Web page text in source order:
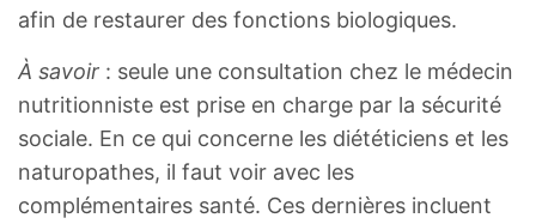
afin de restaurer des fonctions biologiques.
À savoir : seule une consultation chez le médecin
nutritionniste est prise en charge par la sécurité
sociale. En ce qui concerne les diététiciens et les
naturopathes, il faut voir avec les
complémentaires santé. Ces dernières incluent